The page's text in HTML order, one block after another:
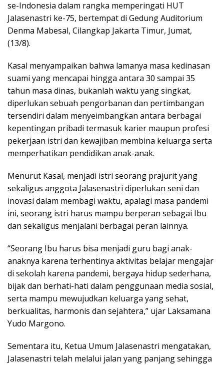
se-Indonesia dalam rangka memperingati HUT
Jalasenastri ke-75, bertempat di Gedung Auditorium
Denma Mabesal, Cilangkap Jakarta Timur, Jumat,
(13/8).
Kasal menyampaikan bahwa lamanya masa kedinasan
suami yang mencapai hingga antara 30 sampai 35
tahun masa dinas, bukanlah waktu yang singkat,
diperlukan sebuah pengorbanan dan pertimbangan
tersendiri dalam menyeimbangkan antara berbagai
kepentingan pribadi termasuk karier maupun profesi
pekerjaan istri dan kewajiban membina keluarga serta
memperhatikan pendidikan anak-anak.
Menurut Kasal, menjadi istri seorang prajurit yang
sekaligus anggota Jalasenastri diperlukan seni dan
inovasi dalam membagi waktu, apalagi masa pandemi
ini, seorang istri harus mampu berperan sebagai Ibu
dan sekaligus menjalani berbagai peran lainnya.
“Seorang Ibu harus bisa menjadi guru bagi anak-
anaknya karena terhentinya aktivitas belajar mengajar
di sekolah karena pandemi, bergaya hidup sederhana,
bijak dan berhati-hati dalam penggunaan media sosial,
serta mampu mewujudkan keluarga yang sehat,
berkualitas, harmonis dan sejahtera,” ujar Laksamana
Yudo Margono.
Sementara itu, Ketua Umum Jalasenastri mengatakan,
Jalasenastri telah melalui jalan yang panjang sehingga